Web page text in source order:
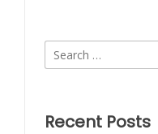
Search
for:
Recent Posts